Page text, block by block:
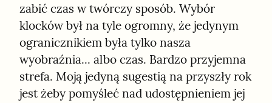
zabić czas w twórczy sposób. Wybór
klocków był na tyle ogromny, że jedynym
ogranicznikiem była tylko nasza
wyobraźnia... albo czas. Bardzo przyjemna
strefa. Moją jedyną sugestią na przyszły rok
jest żeby pomyśleć nad udostępnieniem jej